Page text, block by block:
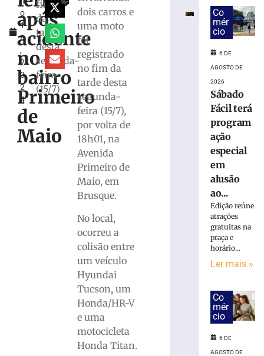
o
1
6
,
2
0
2
4
após
acidente
no
bairro
Primeiro
de
Maio
fim
da
tarde
desta
segunda-
feira
(15/7)
dois carros e
uma moto
foi
registrado
no fim da
tarde desta
segunda-
feira (15/7),
por volta de
18h01, na
Avenida
Primeiro de
Maio, em
Brusque.
No local,
ocorreu a
colisão entre
um veículo
Hyundai
Tucson, um
Honda/HR-V
e uma
motocicleta
Honda Titan.
tráfico
atender
ocorrência
violência
doméstica
Itajaí
Motorista
colidir
contra
poste
Co
mér
cio
6 DE
AGOSTO DE
2026
Sábado
Fácil terá
program
ação
especial
em
alusão
ao...
Edição reúne
atrações
gratuitas na
praça e
horário...
Ler mais »
Co
mér
cio
6 DE
AGOSTO DE